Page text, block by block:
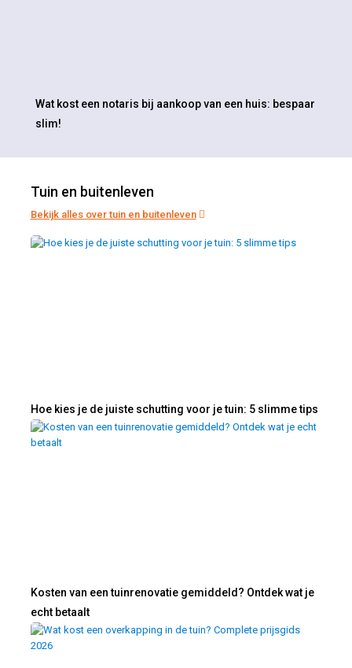
Wat kost een notaris bij aankoop van een huis: bespaar
slim!
Tuin en buitenleven
Bekijk alles over tuin en buitenleven
Hoe kies je de juiste schutting voor je tuin: 5 slimme tips
Kosten van een tuinrenovatie gemiddeld? Ontdek wat je
echt betaalt